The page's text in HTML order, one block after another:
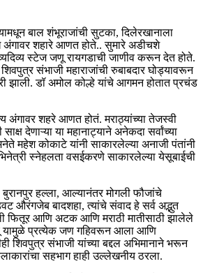
बाल शंभूराजांची सुटका, दिलेरखानाला
अंगावर शहारे आणत होते.. सुमारे अडीचशे
स्टेज जणू रायगडाची जाणीव करून देत होते.
संभाजी महाराजांची रुबाबदार घोड्यावरून
झाली. डॉ अमोल कोल्हे यांचे आगमन होतात प्रचंड
अंगावर शहरे आणत होतं. मराठ्यांच्या तेजस्वी
देणाऱ्या या महानाट्याने अनेकदा सर्वांच्या
महेश कोकाटे यांनी साकारलेल्या अनाजी पंतांनी
स्नेहलता वसईकरणे साकारलेल्या येसूबाईची
बुरानपुर हल्ला, आल्यानंतर मोगली फौजांचे
औरंगजेब बादशहा, त्यांचे संवाद हे सर्व अद्भुत
फितूर आणि अटक आणि मराठी मातीसाठी झालेले
यामुळे प्रत्येक जण गहिवरून आला आणि
शिवपुत्र संभाजी यांच्या बद्दल अभिमानाने भरून
सहभाग हाही उल्लेखनीय ठरला.